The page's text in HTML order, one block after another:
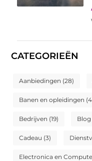
CATEGORIEËN
Aanbiedingen (28)
Banen en opleidingen
Bedrijven (19) Blog
Cadeau (3)
Electronica en